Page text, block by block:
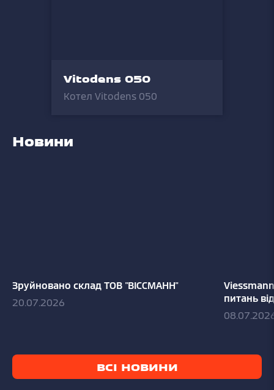
Vitodens 050
Котел Vitodens 050
Новини
Зруйновано склад ТОВ "ВІССМАНН"
20.07.2026
питань
ВСІ НОВИНИ